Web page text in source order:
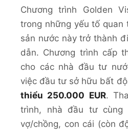
Chương trình Golden
trong những yếu tố quan
sản nước này trở thành
dẫn. Chương trình cấp
cho các nhà đầu tư
việc đầu tư sở hữu bất
thiểu 250.000 EUR.
trình, nhà đầu tư cùng
vợ/chồng, con cái (còn